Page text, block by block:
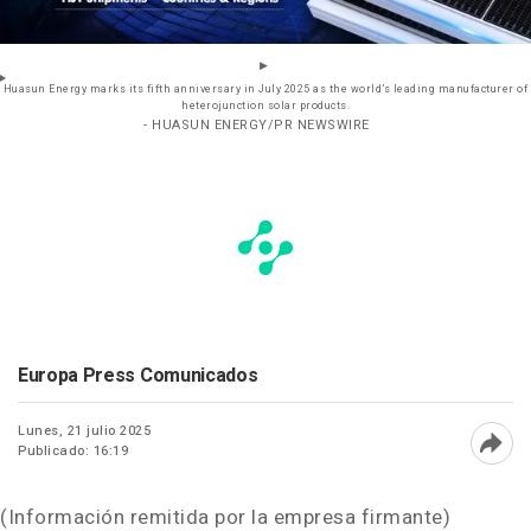
Huasun Energy marks its fifth anniversary in July 2025 as the world’s leading manufacturer of
heterojunction solar products.
- HUASUN ENERGY/PR NEWSWIRE
Europa Press Comunicados
Lunes, 21 julio 2025
Publicado: 16:19
(Información remitida por la empresa firmante)